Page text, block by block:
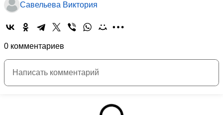
Савельева Виктория
0 комментариев